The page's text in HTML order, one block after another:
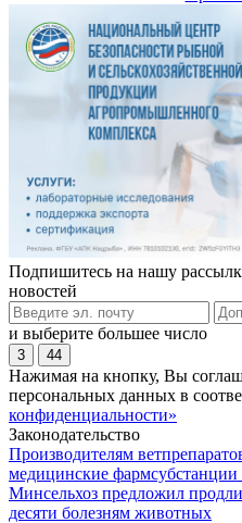
Подпишитесь на нашу
новостей
и выберите большее число
3 44
Нажимая на кнопку, Вы
персональных данных в
конфиденциальности»
Законодательство
Производителям
медицинские фармсубстанции
Минсельхоз предложил
десяти болезням животных